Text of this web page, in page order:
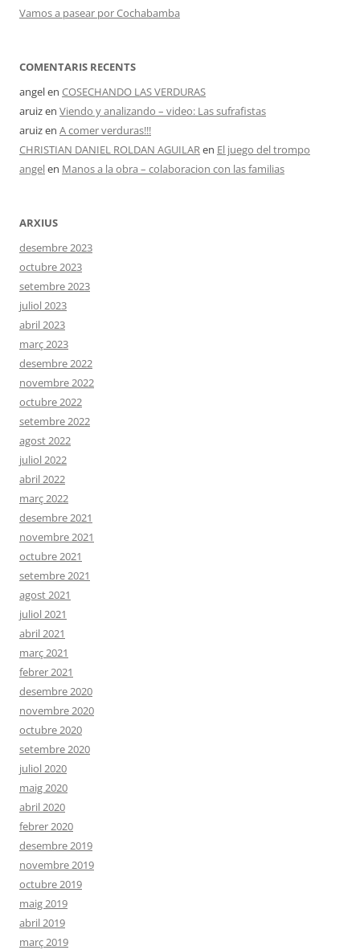
Vamos a pasear por Cochabamba
COMENTARIS RECENTS
angelen COSECHANDO LAS VERDURAS
aruizen Viendo y analizando – video: Las sufrafistas
aruizen A comer verduras!!!
CHRISTIAN DANIEL ROLDAN AGUILARen El juego del trompo
angelen Manos a la obra – colaboracion con las familias
ARXIUS
desembre 2023
octubre 2023
setembre 2023
juliol 2023
abril 2023
març 2023
desembre 2022
novembre 2022
octubre 2022
setembre 2022
agost 2022
juliol 2022
abril 2022
març 2022
desembre 2021
novembre 2021
octubre 2021
setembre 2021
agost 2021
juliol 2021
abril 2021
març 2021
febrer 2021
desembre 2020
novembre 2020
octubre 2020
setembre 2020
juliol 2020
maig 2020
abril 2020
febrer 2020
desembre 2019
novembre 2019
octubre 2019
maig 2019
abril 2019
març 2019